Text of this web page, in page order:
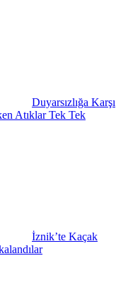
Duyarsızlığa Karşı
Atıklar Tek Tek
İznik’te Kaçak